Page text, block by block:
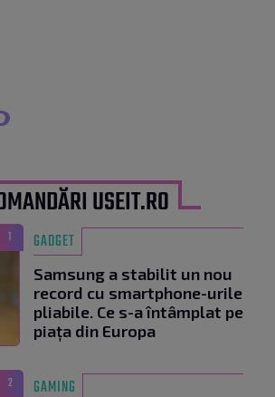
USEIT.RO
1 GADGET
Samsung a stabilit un nou
record cu smartphone-urile
pliabile. Ce s-a întâmplat pe
piața din Europa
2 GAMING